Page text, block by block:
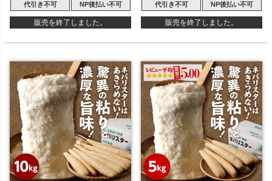
代引き不可
NP後払い不可
販売を終了しました。
代引き不可
NP後払い不可
販売を終了しました。